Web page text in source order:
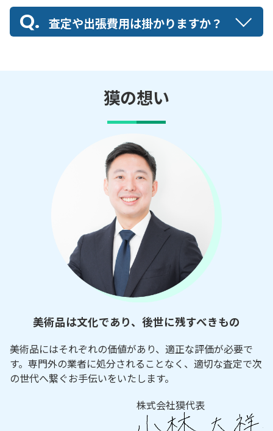
査定や出張費用は掛かりますか？
獏の想い
美術品は文化であり、後世に残すべきもの
美術品にはそれぞれの価値があり、適正な評価が必要で
す。専門外の業者に処分されることなく、適切な査定で次
の世代へ繋ぐお手伝いをいたします。
株式会社獏代表